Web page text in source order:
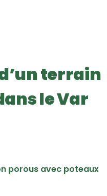
terrain
le Var
porous avec poteaux